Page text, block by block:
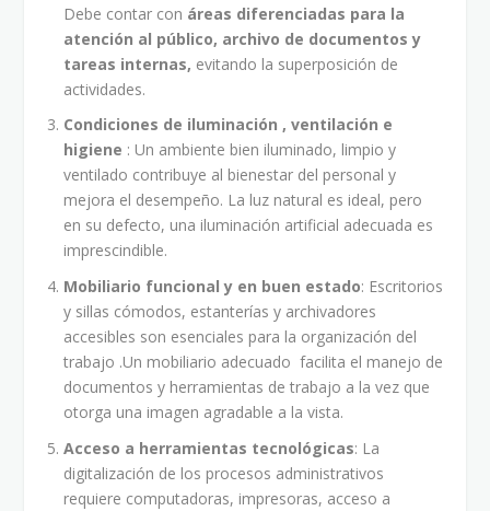
Debe contar con áreas diferenciadas para la
atención al público, archivo de documentos y
tareas internas, evitando la superposición de
actividades.
Condiciones de iluminación , ventilación e
higiene : Un ambiente bien iluminado, limpio y
ventilado contribuye al bienestar del personal y
mejora el desempeño. La luz natural es ideal, pero
en su defecto, una iluminación artificial adecuada es
imprescindible.
Mobiliario funcional y en buen estado: Escritorios
y sillas cómodos, estanterías y archivadores
accesibles son esenciales para la organización del
trabajo .Un mobiliario adecuado facilita el manejo de
documentos y herramientas de trabajo a la vez que
otorga una imagen agradable a la vista.
Acceso a herramientas tecnológicas: La
digitalización de los procesos administrativos
requiere computadoras, impresoras, acceso a